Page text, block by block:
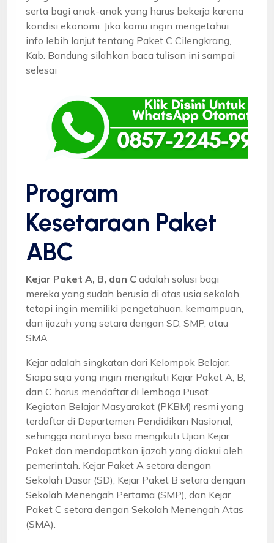
serta bagi anak-anak yang harus bekerja karena
kondisi ekonomi. Jika kamu ingin mengetahui
info lebih lanjut tentang Paket C Cilengkrang,
Kab. Bandung silahkan baca tulisan ini sampai
selesai
Program
Kesetaraan Paket
ABC
Kejar Paket A, B, dan C adalah solusi bagi
mereka yang sudah berusia di atas usia sekolah,
tetapi ingin memiliki pengetahuan, kemampuan,
dan ijazah yang setara dengan SD, SMP, atau
SMA.
Kejar adalah singkatan dari Kelompok Belajar.
Siapa saja yang ingin mengikuti Kejar Paket A, B,
dan C harus mendaftar di lembaga Pusat
Kegiatan Belajar Masyarakat (PKBM) resmi yang
terdaftar di Departemen Pendidikan Nasional,
sehingga nantinya bisa mengikuti Ujian Kejar
Paket dan mendapatkan ijazah yang diakui oleh
pemerintah. Kejar Paket A setara dengan
Sekolah Dasar (SD), Kejar Paket B setara dengan
Sekolah Menengah Pertama (SMP), dan Kejar
Paket C setara dengan Sekolah Menengah Atas
(SMA).